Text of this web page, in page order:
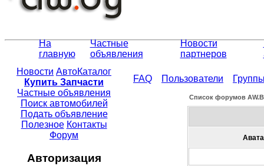
На
главную
Частные
объявления
Новости
партнеров
Новости АвтоКаталог
Купить Запчасти
Частные объявления
Поиск автомобилей
Подать объявление
Полезное Контакты
Форум
Авторизация
FAQ Пользователи
Список форумов